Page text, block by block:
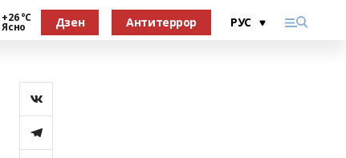
+26 °С
Ясно Дзен Антитеррор